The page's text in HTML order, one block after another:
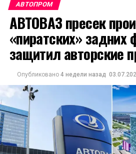
АВТОПРОМ
АВТОВАЗ пресек
«пиратских» задних
защитил авторские
Опубликовано 4 недели назад